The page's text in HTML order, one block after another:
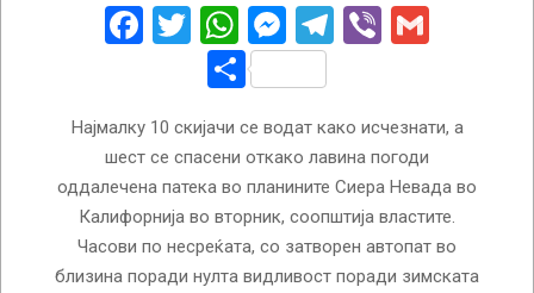
Facebook
Twitter
WhatsApp
Messenger
Telegram
Viber
Share
Најмалку 10 скијачи се водат како исчезнати, а
шест се спасени откако лавина погоди
оддалечена патека во планините Сиера Невада во
Калифорнија во вторник, соопштија властите.
Часови по несреќата, со затворен автопат во
близина поради нулта видливост поради зимската